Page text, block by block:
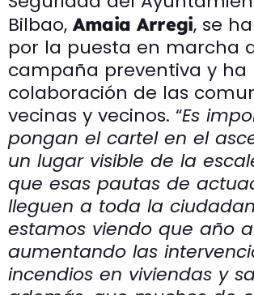
Bilbao, Amaia Arregi, se
por la puesta en marcha
campaña preventiva y ha
colaboración de las
vecinas y vecinos. “Es
pongan el cartel en el
un lugar visible de la
que esas pautas de
lleguen a toda la
estamos viendo que año
aumentando las
incendios en viviendas y